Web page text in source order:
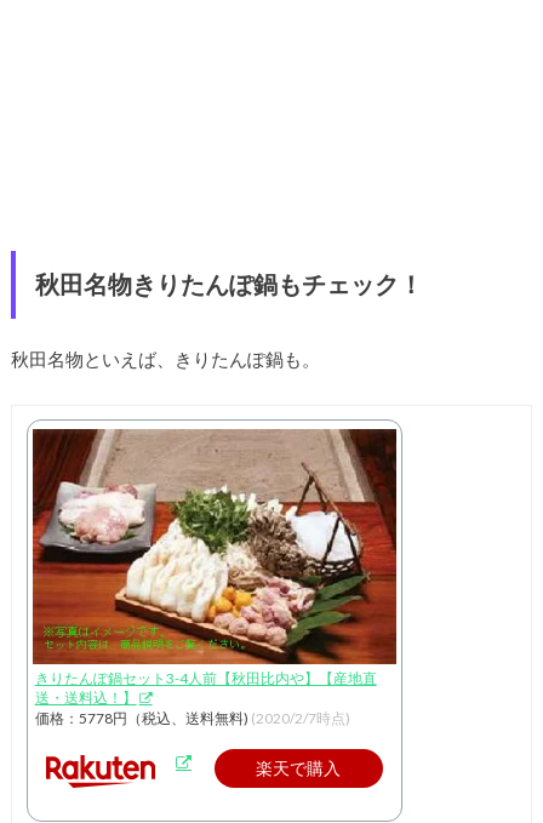
秋田名物きりたんぽ鍋もチェック！
秋田名物といえば、きりたんぽ鍋も。
きりたんぽ鍋セット3-4人前【秋田比内や】【産地直
送・送料込！】
価格：5778円（税込、送料無料) (2020/2/7時点)
楽天で購入